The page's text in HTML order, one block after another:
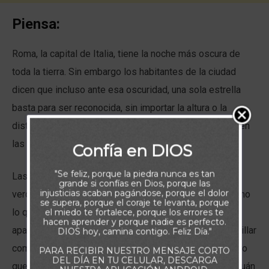
Piensa:
Roma, la capital de Italia, tiene la noche más oscura de
toda la tierra. Sin embargo los habitantes de la ciudad
dicen que incluso ante esa oscuridad, una sola estrella
basta para ser reconocida, sin importar la altura o la
distancia. Es así, que la luz más pequeña puede hacer en
las más profundas tinieblas, una gran diferencia.
Las escrituras de hoy, nos recuerdan esa importante
verdad. Muchas veces podemos sentir, que no es mucho
lo que podemos ofrecer. Pareciera que nuestra luz se
apagase, o que por otro lado, no la estamos dejando brillar
como de verdad ella puede. De pronto pasamos por alto
que no importa la intensidad el brillo de nuestra luz o cuán
Confía en DIOS
"Se feliz, porque la piedra nunca es tan
grande si confías en Dios, porque las
injusticias acaban pagándose, porque el dolor
se supera, porque el coraje te levanta, porque
el miedo te fortalece, porque los errores te
hacen aprender y porque nadie es perfecto.
DIOS hoy, camina contigo. Feliz Día."
PARA RECIBIR NUESTRO MENSAJE CORTO
DEL DÍA EN TU CELULAR, DESCARGA